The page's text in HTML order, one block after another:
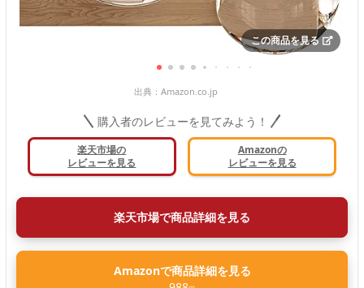
この商品を見る
出典： Amazon.co.jp
購入者のレビューを見てみよう！
楽天市場の
レビューを見る
Amazonの
レビューを見る
楽天市場で商品詳細を見る
Amazonで商品詳細を見る